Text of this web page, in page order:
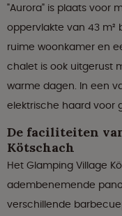
"Aurora" is plaats voor
oppervlakte van 43 m²
ruime woonkamer en
chalet is ook uitgerust
warme dagen. In een
elektrische haard voor
De faciliteiten
Kötschach
Het Glamping Village
adembenemende
verschillende